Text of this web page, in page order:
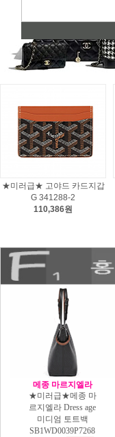
★미러급★ 고야드 카드지갑
G 341288-2
110,386원
메종 마르지엘라
★미러급★메종 마
르지엘라 Dress age
미디엄 토트백
SB1WD0039P7268